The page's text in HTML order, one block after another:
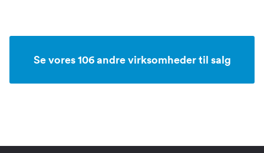
Se vores 106 andre virksomheder til salg